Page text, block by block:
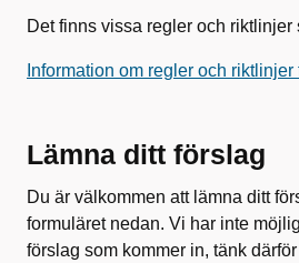
Det finns vissa regler och riktlinjer
Information om regler och riktlinjer
Lämna ditt förslag
Du är välkommen att lämna ditt
formuläret nedan. Vi har inte
förslag som kommer in, tänk